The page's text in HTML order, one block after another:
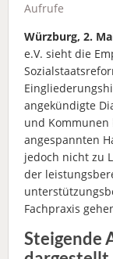
Aufrufe
Würzburg, 2.
e.V. sieht die
angekündigte
und
angespannten
jedoch nicht zu
der
Fachpraxis
Steigende